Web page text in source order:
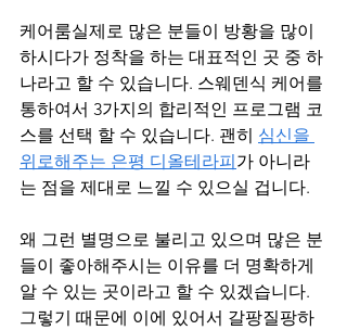
케어룸실제로 많은 분들이 방황을 많이
하시다가 정착을 하는 대표적인 곳 중 하
나라고 할 수 있습니다. 스웨덴식 케어를
통하여서 3가지의 합리적인 프로그램 코
스를 선택 할 수 있습니다. 괜히 심신을
위로해주는 은평 디올테라피 가 아니라
는 점을 제대로 느낄 수 있으실 겁니다.
왜 그런 별명으로 불리고 있으며 많은 분
들이 좋아해주시는 이유를 더 명확하게
알 수 있는 곳이라고 할 수 있겠습니다.
그렇기 때문에 이에 있어서 갈팡질팡하